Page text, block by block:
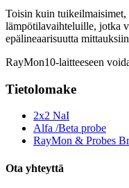
Toisin kuin
lämpötilavaihteluille, jotka
epälineaarisuutta
RayMon10-laitteeseen
Tietolomake
2x2 NaI
Alfa /Beta probe
RayMon & Probes
Ota yhteyttä